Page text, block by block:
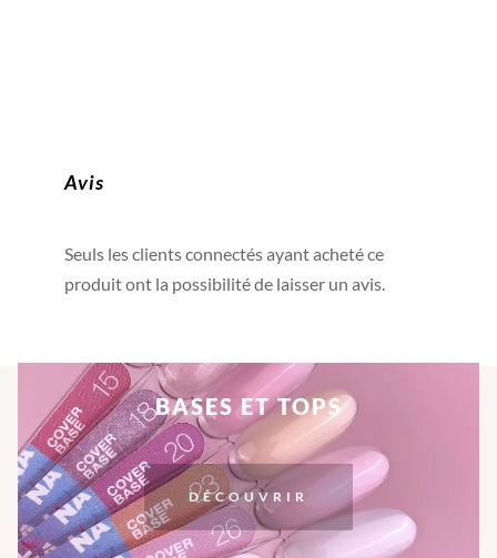
Avis
Seuls les clients connectés ayant acheté ce
produit ont la possibilité de laisser un avis.
BASES ET TOPS
DÉCOUVRIR